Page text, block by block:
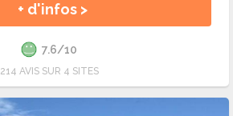
+ d'infos >
7.6/10
214 AVIS SUR 4 SITES